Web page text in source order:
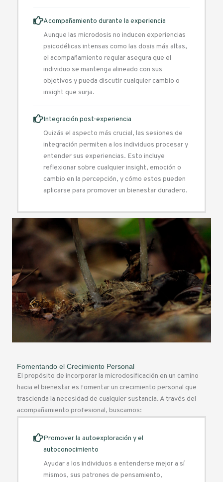
Acompañamiento durante la experiencia
Aunque las microdosis no inducen experiencias
psicodélicas intensas como las dosis más altas,
el acompañamiento regular asegura que el
individuo se mantenga alineado con sus
objetivos y pueda discutir cualquier cambio o
insight que surja.
Integración post-experiencia
Quizás el aspecto más crucial, las sesiones de
integración permiten a los individuos procesar y
entender sus experiencias. Esto incluye
reflexionar sobre cualquier insight, emoción o
cambio en la percepción, y cómo estos pueden
aplicarse para promover un bienestar duradero.
Fomentando el Crecimiento Personal
El propósito de incorporar la microdosificación en un camino
hacia el bienestar es fomentar un crecimiento personal que
trascienda la necesidad de cualquier sustancia. A través del
acompañamiento profesional, buscamos:
Promover la autoexploración y el
autoconocimiento
Ayudar a los individuos a entenderse mejor a sí
mismos, sus patrones de pensamiento,